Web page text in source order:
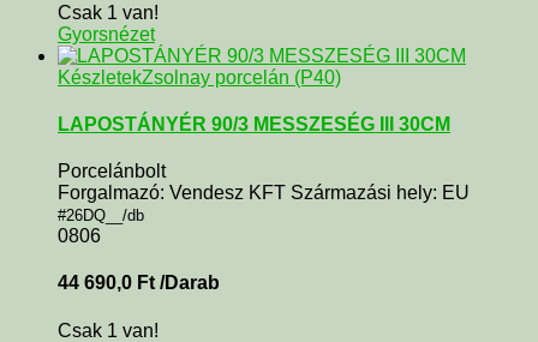
Csak 1 van!
Gyorsnézet
KészletekZsolnay porcelán (P40)
LAPOSTÁNYÉR 90/3 MESSZESÉG III 30CM
Porcelánbolt
Forgalmazó: Vendesz KFT Származási hely: EU
#26DQ__/db
0806
44 690,0 Ft /Darab
Csak 1 van!